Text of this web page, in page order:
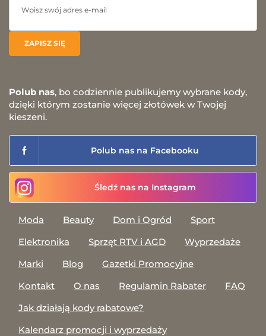
Polub nas, bo codziennie publikujemy wybrane kody,
dzięki którym zostanie więcej złotówek w Twojej
kieszeni.
Polub nas na Facebooku
Śledź nas na Instagram
Moda Beauty Dom i Ogród
Sport
Elektronika
Sprzęt RTV i AGD
Wyprzedaże
Marki
Blog
Gazetki Promocyjne
Kontakt
O nas Regulamin Rabater
FAQ
Jak działają kody rabatowe?
Kalendarz promocji i wyprzedaży